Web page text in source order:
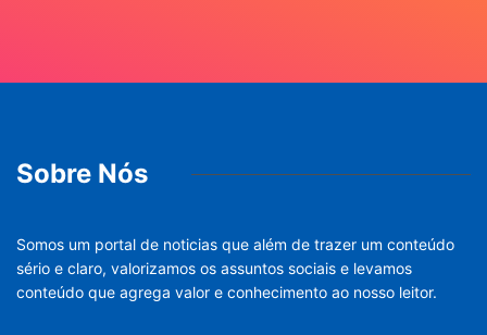
Sobre Nós
Somos um portal de noticias que além de trazer um conteúdo
sério e claro, valorizamos os assuntos sociais e levamos
conteúdo que agrega valor e conhecimento ao nosso leitor.